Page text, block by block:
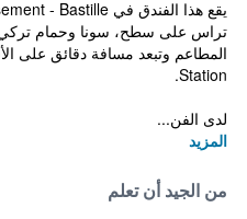
تراس على سطح، سونا وحمام
Station.
لدى الفن...
المزيد
من الجيد أن تعلم